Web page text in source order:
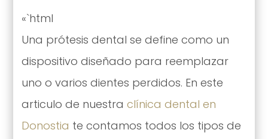
«`html
Una prótesis dental se define como un
dispositivo diseñado para reemplazar
uno o varios dientes perdidos. En este
articulo de nuestra clínica dental en
Donostia te contamos todos los tipos de